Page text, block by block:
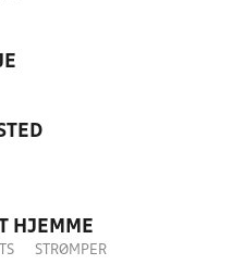
HJEMME
STRØMPER